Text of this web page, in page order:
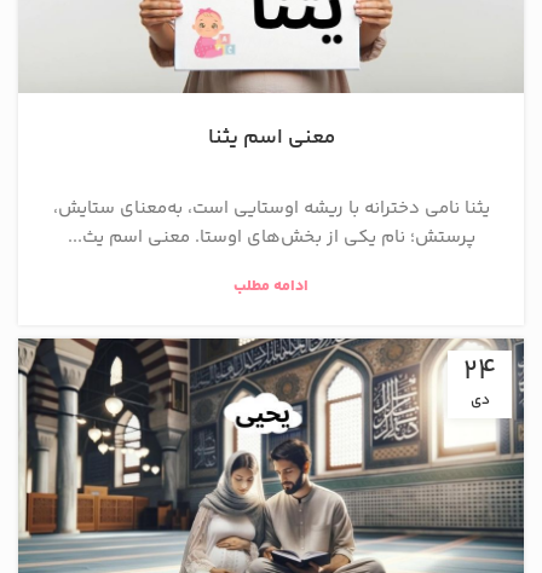
معنی اسم یثنا
یثنا نامی دخترانه با ریشه اوستایی است، به‌معنای ستایش،
پرستش؛ نام یکی از بخش‌های اوستا. معنی اسم یث...
ادامه مطلب
24
دی